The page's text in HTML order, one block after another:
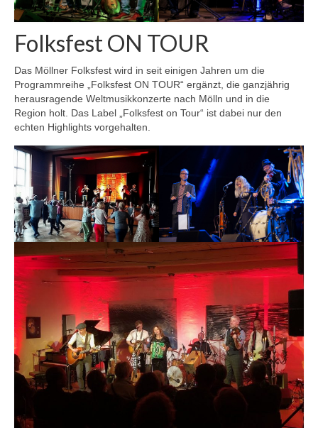
Folksfest ON TOUR
Das Möllner Folksfest wird in seit einigen Jahren um die
Programmreihe „Folksfest ON TOUR“ ergänzt, die ganzjährig
herausragende Weltmusikkonzerte nach Mölln und in die
Region holt. Das Label „Folksfest on Tour“ ist dabei nur den
echten Highlights vorgehalten.